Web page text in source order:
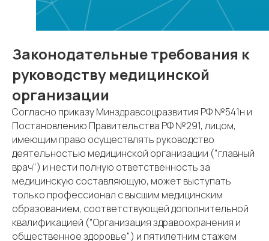
Законодательные требования к
руководству медицинской
организации
Согласно приказу Минздравсоцразвития РФ №541н и
Постановлению Правительства РФ №291, лицом,
имеющим право осуществлять руководство
деятельностью медицинской организации ("главный
врач") и нести полную ответственность за
медицинскую составляющую, может выступать
только профессионал с высшим медицинским
образованием, соответствующей дополнительной
квалификацией ("Организация здравоохранения и
общественное здоровье") и пятилетним стажем